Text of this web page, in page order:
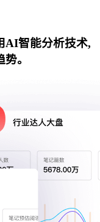
AI智能分析技术,
。